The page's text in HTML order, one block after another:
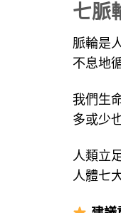
七脈
脈輪是
不息地
我們生
多或少
人類立
人體七